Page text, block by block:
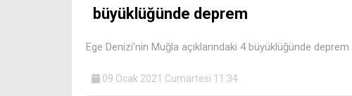
büyüklüğünde deprem
Ege Denizi'nin Muğla açıklarındaki 4 büyüklüğünde deprem
09 Ocak 2021 Cumartesi 11:34